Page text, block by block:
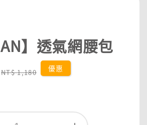
】透氣網腰包
Regular
NT$ 1,180 優惠